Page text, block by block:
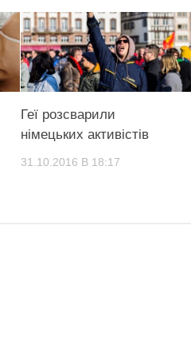
Геї розсварили
німецьких активістів
31.10.2016 В 18:17